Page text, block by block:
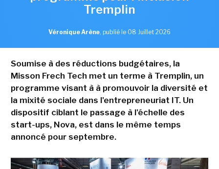
Tremplin
Véronique Arène, publié le 08 Juillet 2026
Soumise à des réductions budgétaires, la
Misson Frech Tech met un terme à Tremplin, un
programme visant à à promouvoir la diversité et
la mixité sociale dans l'entrepreneuriat IT. Un
dispositif ciblant le passage à l'échelle des
start-ups, Nova, est dans le même temps
annoncé pour septembre.